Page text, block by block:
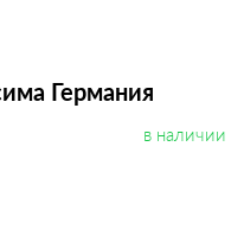
Германия
в наличии